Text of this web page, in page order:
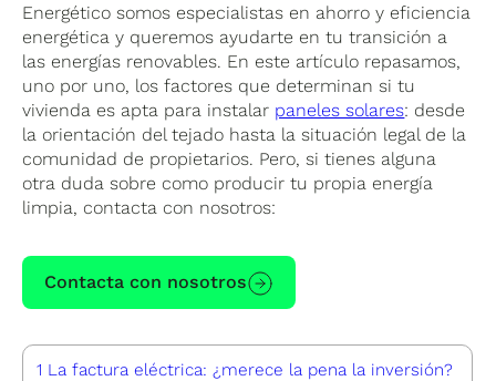
Energético somos especialistas en ahorro y eficiencia
energética y queremos ayudarte en tu transición a
las energías renovables. En este artículo repasamos,
uno por uno, los factores que determinan si tu
vivienda es apta para instalar paneles solares: desde
la orientación del tejado hasta la situación legal de la
comunidad de propietarios. Pero, si tienes alguna
otra duda sobre como producir tu propia energía
limpia, contacta con nosotros:
Contacta con nosotros
1 La factura eléctrica: ¿merece la pena la inversión?